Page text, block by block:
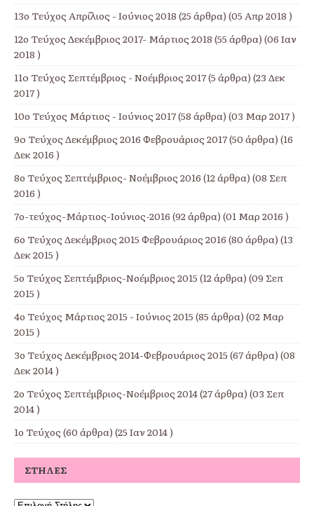
13ο Τεύχος Απρίλιος - Ιούνιος 2018 (25 άρθρα) (05 Απρ 2018 )
12ο Τεύχος Δεκέμβριος 2017- Μάρτιος 2018 (55 άρθρα) (06 Ιαν
2018 )
11o Τεύχος Σεπτέμβριος - Νοέμβριος 2017(5 άρθρα) (23 Δεκ
2017 )
10ο Τεύχος Μάρτιος - Ιούνιος 2017(58 άρθρα) (03 Μαρ 2017 )
9o Τεύχος Δεκέμβριος 2016 Φεβρουάριος 2017(50 άρθρα) (16
Δεκ 2016 )
8ο Τεύχος Σεπτέμβριος- Νοέμβριος 2016 (12 άρθρα) (08 Σεπ
2016 )
7ο-τεύχος-Μάρτιος-Ιούνιος-2016 (92 άρθρα) (01 Μαρ 2016 )
6ο Τεύχος Δεκέμβριος 2015 Φεβρουάριος 2016 (80 άρθρα) (13
Δεκ 2015 )
5ο Τεύχος Σεπτέμβριος-Νοέμβριος 2015 (12 άρθρα) (09 Σεπ
2015 )
4ο Τεύχος Μάρτιος 2015 - Ιούνιος 2015 (85 άρθρα) (02 Μαρ
2015 )
3ο Τεύχος Δεκέμβριος 2014-Φεβρουάριος 2015 (67 άρθρα) (08
Δεκ 2014 )
2ο Τεύχος Σεπτέμβριος-Νοέμβριος 2014(27 άρθρα) (03 Σεπ
2014 )
1ο Τεύχος (60 άρθρα) (25 Ιαν 2014 )
ΣΤΉΛΕΣ